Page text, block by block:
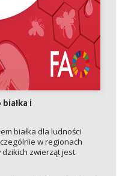
i
białka dla ludności
w regionach
zwierząt jest